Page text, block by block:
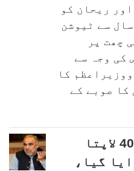
ریحان کو
سے ٹیوشن
چھت پر
کی وجہ سے
ووزیراعظم کا
کا صوبے کے
پی ٹی آئی دور میں 400 لاپتا
گیا،